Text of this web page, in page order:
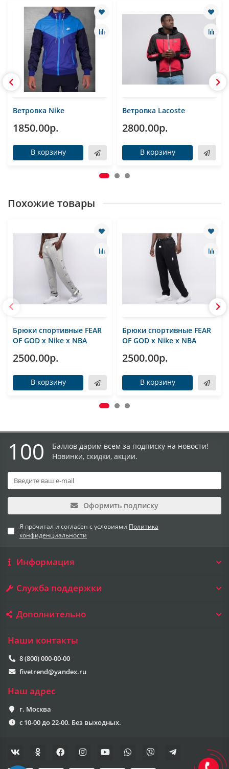
Ветровка Nike
1850.00р.
В корзину
Ветровка Lacoste
2800.00р.
В корзину
Похожие товары
Брюки спортивные FEAR
OF GOD x Nike x NBA
2500.00р.
В корзину
Брюки спортивные FEAR
OF GOD x Nike x NBA
2500.00р.
В корзину
100
Баллов дарим всем за подписку на новости!
Новинки, скидки, акции.
Оформить подписку
Я прочитал и согласен с условиями Политика
конфиденциальности
Информация
Служба поддержки
Дополнительно
Наши контакты
8 (800) 000-00-00
fivetrend@yandex.ru
Наш адрес
г. Москва
с 10-00 до 22-00. Без выходных.